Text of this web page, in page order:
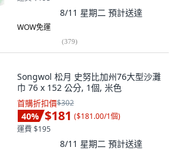
8/11 星期二 預計送達
WOW免運
(379)
Songwol 松月 史努比加州76大型沙灘
巾 76 x 152 公分, 1個, 米色
首購折扣價$302
40% $181 ($181.00/1個)
運費 $195
8/11 星期二 預計送達